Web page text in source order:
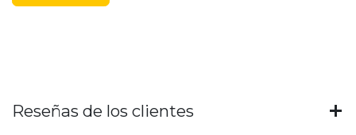
Reseñas de los clientes